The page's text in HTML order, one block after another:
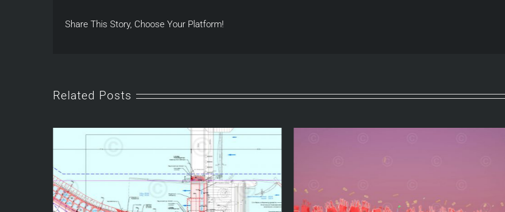
Share This Story, Choose Your Platform!
Related Posts